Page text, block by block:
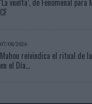
CF
07/08/2026
Mahou reivindica el ritual de
en el Día...